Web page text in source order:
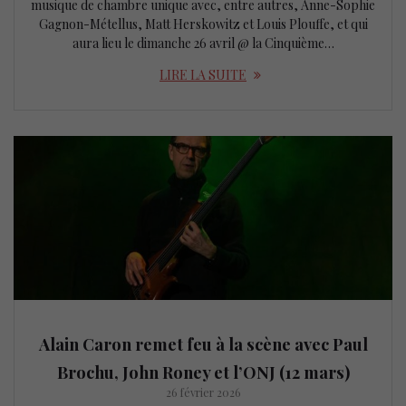
musique de chambre unique avec, entre autres, Anne-Sophie
Gagnon-Métellus, Matt Herskowitz et Louis Plouffe, et qui
aura lieu le dimanche 26 avril @ la Cinquième…
LIRE LA SUITE
Alain Caron remet feu à la scène avec Paul
Brochu, John Roney et l’ONJ (12 mars)
26 février 2026